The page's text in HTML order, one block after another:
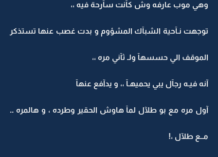
وهي موب عارفه وش كآنت سآرحة فيه ،،
توجهت نـآحية الشبآك المشؤوم و بدت غصب عنها تستذكر
الموقف الي حسسهآ ولـ ثآني مره ،،
آنه فيـه رجآل يبي يحميهـآ ،، و يدآفع عنهآ
آول مره مع بو طلآل لمآ هاوش الحقير وطرده ، و هالمره ..
مــع طلآل ،!